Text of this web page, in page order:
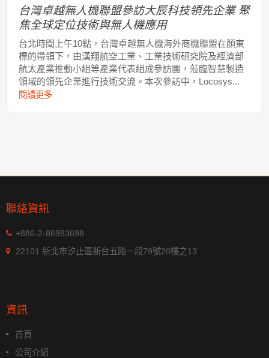
台灣卓越無人機聯盟參訪大辰科技領先企業 聚
焦全球定位技術與無人機應用
台北時間上午10點，台灣卓越無人機海外商機聯盟在顏東
標的帶領下，由漢翔航空工業、工業技術研究院及經濟部
航太產業推動小組等產業代表組成參訪團，蒞臨智慧製造
領域的領先企業進行技術交流。本次參訪中，Locosys...
閱讀更多
聯絡資訊
+886-2-86983698
22101 新北市汐止區新台五路一段79號20樓之13
資訊
首頁
公司介紹